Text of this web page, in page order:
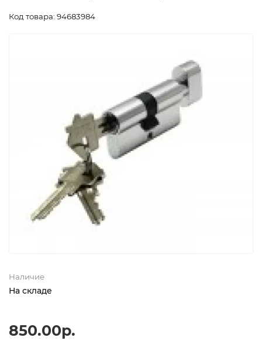
Код товара: 94683984
Наличие
На складе
850.00р.